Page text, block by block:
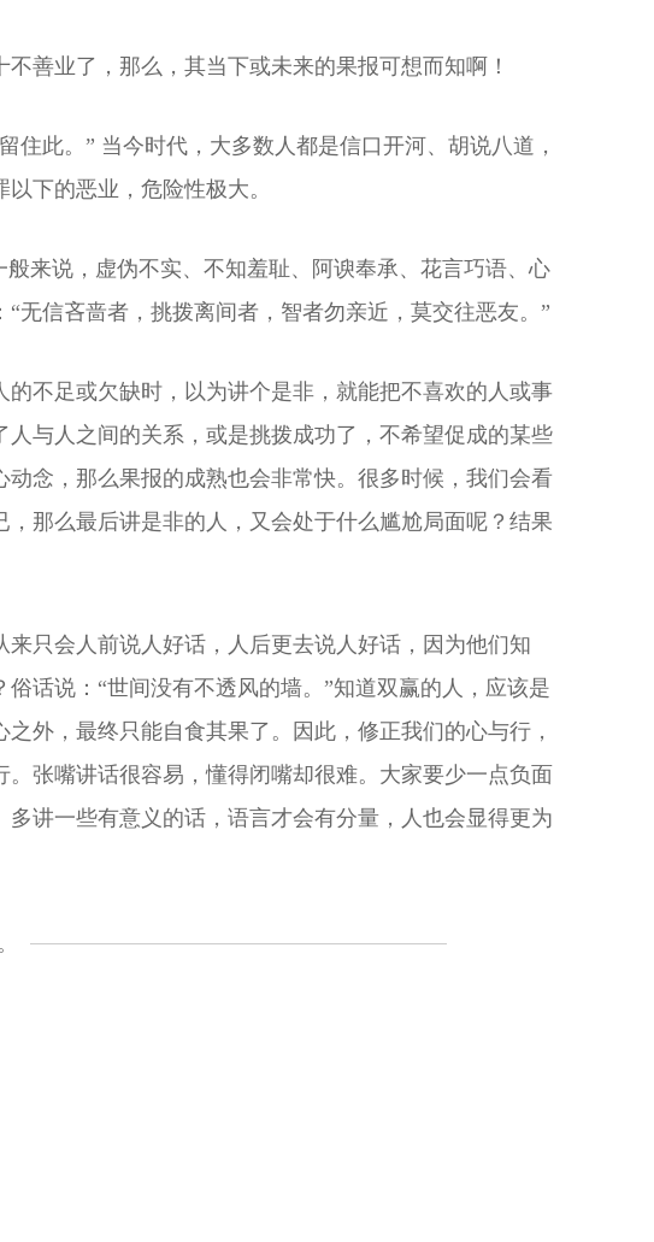
善业了，那么，其当下或未来的果报可想而知啊！
此。” 当今时代，大多数人都是信口开河、胡说八道，
下的恶业，危险性极大。
来说，虚伪不实、不知羞耻、阿谀奉承、花言巧语、心
无信吝啬者，挑拨离间者，智者勿亲近，莫交往恶友。”
不足或欠缺时，以为讲个是非，就能把不喜欢的人或事
与人之间的关系，或是挑拨成功了，不希望促成的某些
念，那么果报的成熟也会非常快。很多时候，我们会看
那么最后讲是非的人，又会处于什么尴尬局面呢？结果
只会人前说人好话，人后更去说人好话，因为他们知
话说：“世间没有不透风的墙。”知道双赢的人，应该是
外，最终只能自食其果了。因此，修正我们的心与行，
张嘴讲话很容易，懂得闭嘴却很难。大家要少一点负面
讲一些有意义的话，语言才会有分量，人也会显得更为